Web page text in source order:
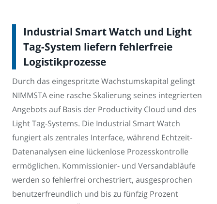
Industrial Smart Watch und Light
Tag-System liefern fehlerfreie
Logistikprozesse
Durch das eingespritzte Wachstumskapital gelingt
NIMMSTA eine rasche Skalierung seines integrierten
Angebots auf Basis der Productivity Cloud und des
Light Tag-Systems. Die Industrial Smart Watch
fungiert als zentrales Interface, während Echtzeit-
Datenanalysen eine lückenlose Prozesskontrolle
ermöglichen. Kommissionier- und Versandabläufe
werden so fehlerfrei orchestriert, ausgesprochen
benutzerfreundlich und bis zu fünfzig Prozent